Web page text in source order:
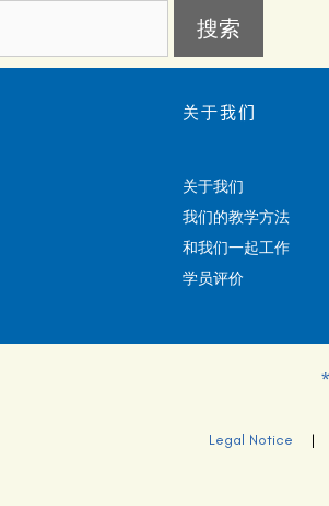
关于我们
关于我们
我们的教学方法
和我们一起工作
学员评价
Legal Notice |